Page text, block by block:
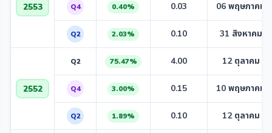
2553 Q4 0.40% 0.03 06 พฤษภาคม
Q2 2.03% 0.10 31 สิงหาคม
2552
Q2 75.47% 4.00 12 ตุลาคม
Q4 3.00% 0.15 10 พฤษภาคม
Q2 1.89% 0.10 12 ตุลาคม